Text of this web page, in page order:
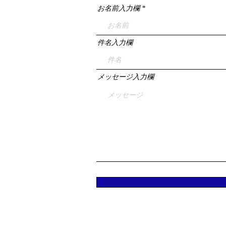
お名前入力欄
件名入力欄
メッセージ入力欄